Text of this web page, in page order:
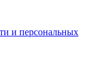
и персональных